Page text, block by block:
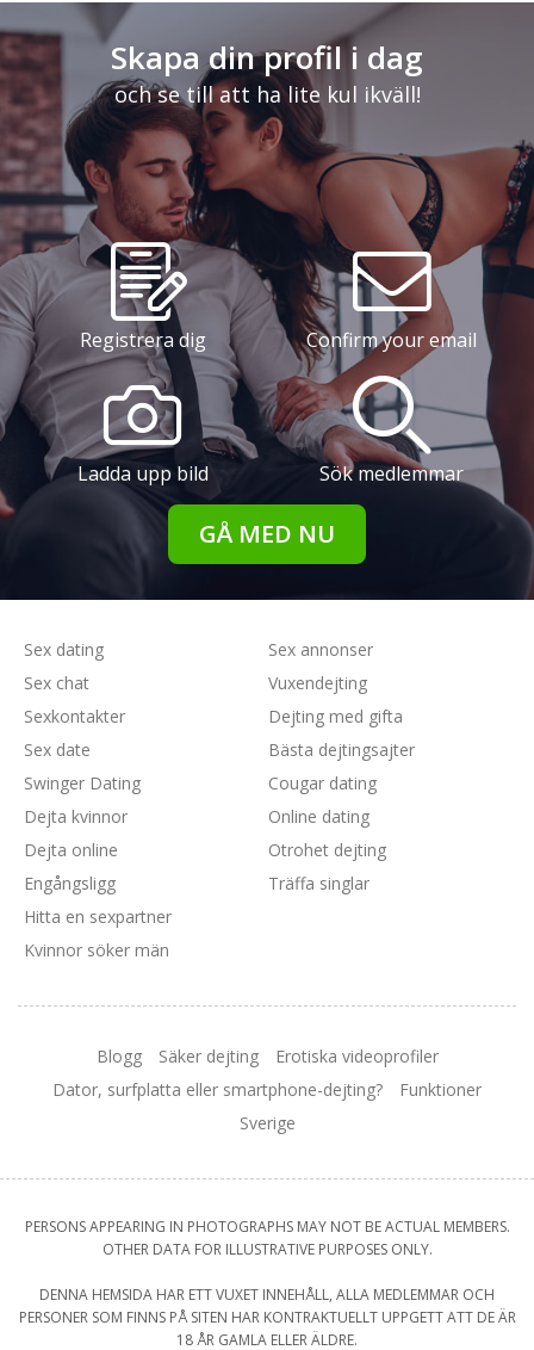
Skapa din profil i dag
och se till att ha lite kul ikväll!
Registrera dig Confirm your email
Ladda upp bild Sök medlemmar
GÅ MED NU
Sex dating
Sex chat
Sexkontakter
Sex date
Swinger Dating
Sex annonser
Vuxendejting
Dejting med gifta
Bästa dejtingsajter
Cougar dating
Dejta kvinnor
Dejta online
Engångsligg
Hitta en sexpartner
Kvinnor söker män
Online dating
Otrohet dejting
Träffa singlar
Blogg Säker dejting
Erotiska videoprofiler
Dator, surfplatta eller smartphone-dejting?
Funktioner
Sverige
PERSONS APPEARING IN PHOTOGRAPHS MAY NOT BE ACTUAL MEMBERS.
OTHER DATA FOR ILLUSTRATIVE PURPOSES ONLY.
DENNA HEMSIDA HAR ETT VUXET INNEHÅLL, ALLA MEDLEMMAR OCH
PERSONER SOM FINNS PÅ SITEN HAR KONTRAKTUELLT UPPGETT ATT DE ÄR
18 ÅR GAMLA ELLER ÄLDRE.